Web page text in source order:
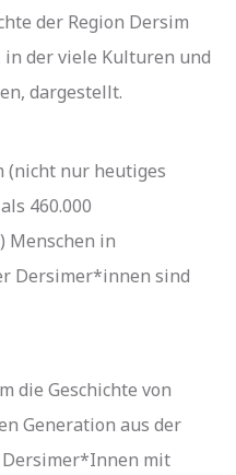
der Region Dersim
der viele Kulturen und
dargestellt.
(nicht nur heutiges
460.000
Menschen in
Dersimer*innen sind
die Geschichte von
Generation aus der
Dersimer*Innen mit